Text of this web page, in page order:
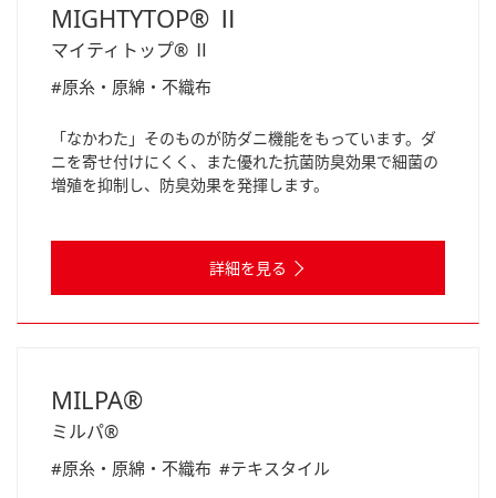
MIGHTYTOP® Ⅱ
マイティトップ® Ⅱ
#原糸・原綿・不織布
「なかわた」そのものが防ダニ機能をもっています。ダ
ニを寄せ付けにくく、また優れた抗菌防臭効果で細菌の
増殖を抑制し、防臭効果を発揮します。
詳細を見る
MILPA®
ミルパ®
#原糸・原綿・不織布 #テキスタイル